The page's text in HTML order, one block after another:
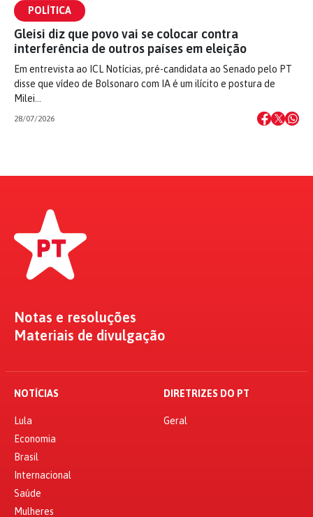
POLÍTICA
Gleisi diz que povo vai se colocar contra
interferência de outros países em eleição
Em entrevista ao ICL Notícias, pré-candidata ao Senado pelo PT
disse que vídeo de Bolsonaro com IA é um ilícito e postura de
Milei…
28/07/2026
Notas e resoluções
Materiais de divulgação
NOTÍCIAS
Lula
Economia
Brasil
Internacional
Saúde
Mulheres
DIRETRIZES DO PT
Geral